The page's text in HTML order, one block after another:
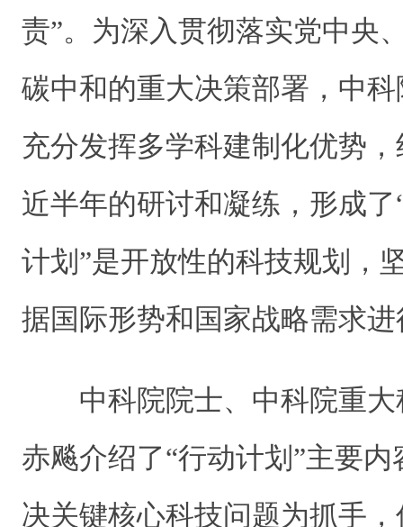
责”。为深入贯彻落实党中央
碳中和的重大决策部署，中
充分发挥多学科建制化优势
近半年的研讨和凝练，形成了
计划”是开放性的科技规划，
据国际形势和国家战略需求
中科院院士、中科院重大
赤飚介绍了“行动计划”主要
决关键核心科技问题为抓手